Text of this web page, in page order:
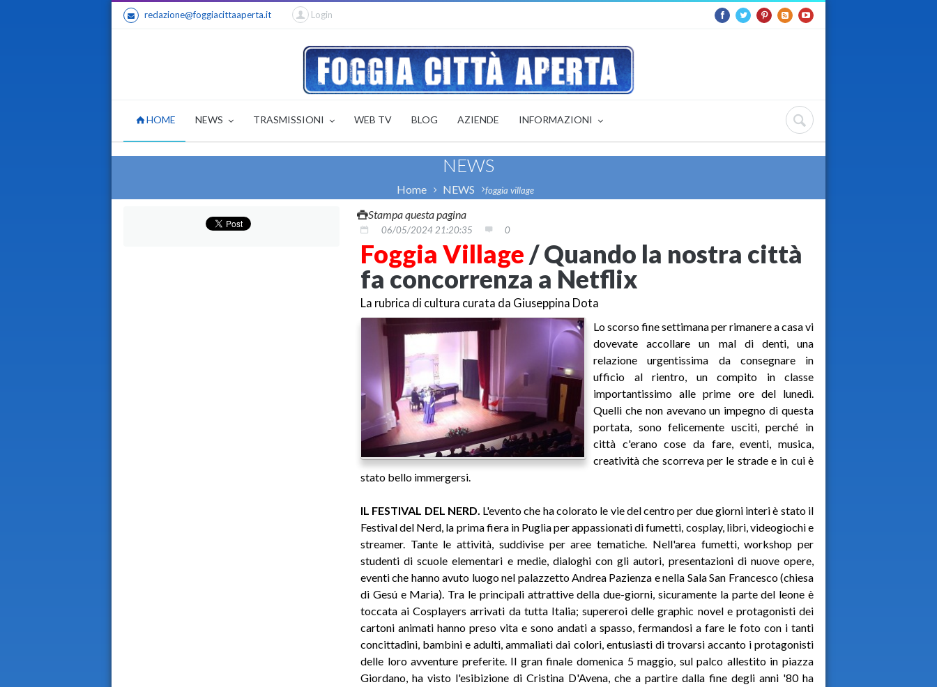
redazione@foggiacittaaperta.it Login
HOME NEWS TRASMISSIONI WEB TV BLOG AZIENDE INFORMAZIONI
NEWS
Home NEWS foggia village
Stampa questa pagina
06/05/2024 21:20:35 0
Foggia Village/ Quando la nostra città
fa concorrenza a Netflix
La rubrica di cultura curata da Giuseppina Dota
Lo scorso fine settimana per rimanere a casa vi
dovevate accollare un mal di denti, una
relazione urgentissima da consegnare in
ufficio al rientro, un compito in classe
importantissimo alle prime ore del lunedì.
Quelli che non avevano un impegno di questa
portata, sono felicemente usciti, perché in
città c'erano cose da fare, eventi, musica,
creatività che scorreva per le strade e in cui è
stato bello immergersi.
IL FESTIVAL DEL NERD. L'evento che ha colorato le vie del centro per due giorni interi è stato il
Festival del Nerd, la prima fiera in Puglia per appassionati di fumetti, cosplay, libri, videogiochi e
streamer. Tante le attività, suddivise per aree tematiche. Nell'area fumetti, workshop per
studenti di scuole elementari e medie, dialoghi con gli autori, presentazioni di nuove opere,
eventi che hanno avuto luogo nel palazzetto Andrea Pazienza e nella Sala San Francesco (chiesa
di Gesú e Maria). Tra le principali attrattive della due-giorni, sicuramente la parte del leone è
toccata ai Cosplayers arrivati da tutta Italia; supereroi delle graphic novel e protagonisti dei
cartoni animati hanno preso vita e sono andati a spasso, fermandosi a fare le foto con i tanti
concittadini, bambini e adulti, ammaliati dai colori, entusiasti di trovarsi accanto i protagonisti
delle loro avventure preferite. Il gran finale domenica 5 maggio, sul palco allestito in piazza
Giordano, ha visto l'esibizione di Cristina D'Avena, che a partire dalla fine degli anni '80 ha